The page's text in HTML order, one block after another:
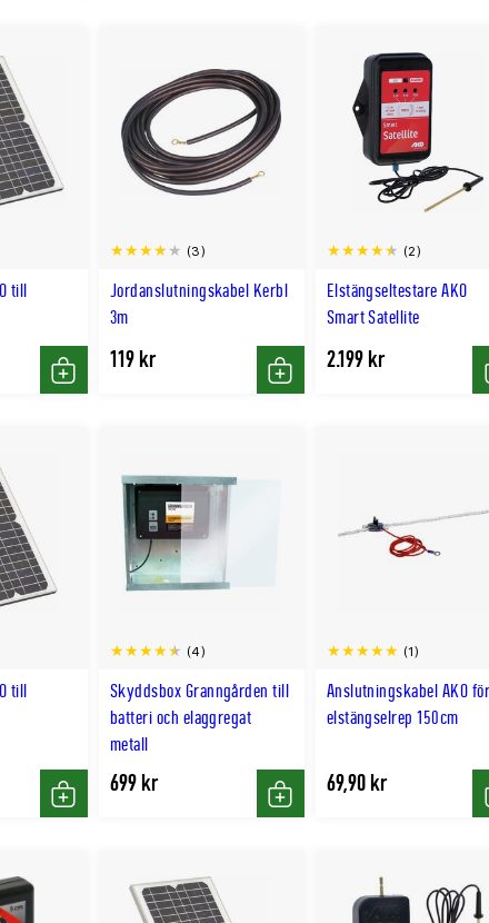
till
Köp
Jordanslutningskabel Kerbl
3m
(3)
119 kr
Köp
Elstängseltestare AKO
Smart Satellite
(2)
2.199 kr
till
Köp
Skyddsbox Granngården till
batteri och elaggregat
metall
(4)
699 kr
Köp
Anslutningskabel AKO
elstängselrep 150cm
(1)
69,90 kr